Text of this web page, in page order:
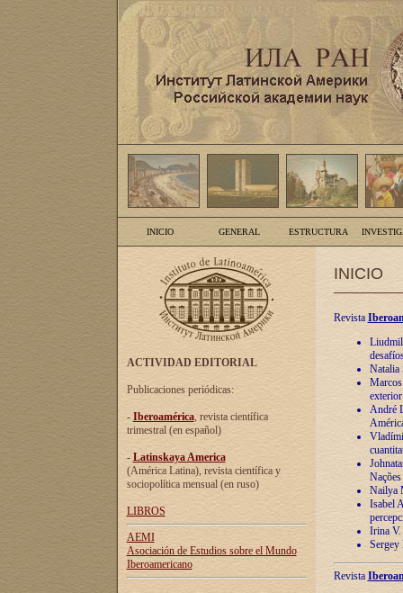
INICIO GENERAL ESTRUCTURA
ACTIVIDAD EDITORIAL
Publicaciones periódicas:
- Iberoamérica, revista científica
trimestral (en español)
- Latinskaya America
(América Latina), revista científica y
sociopolítica mensual (en ruso)
LIBROS
AEMI
Asociación de Estudios sobre el Mundo
Iberoamericano
INICIO
Revista
Natalia
André
Nailya
Isabel
Irina V.
Sergey
Revista